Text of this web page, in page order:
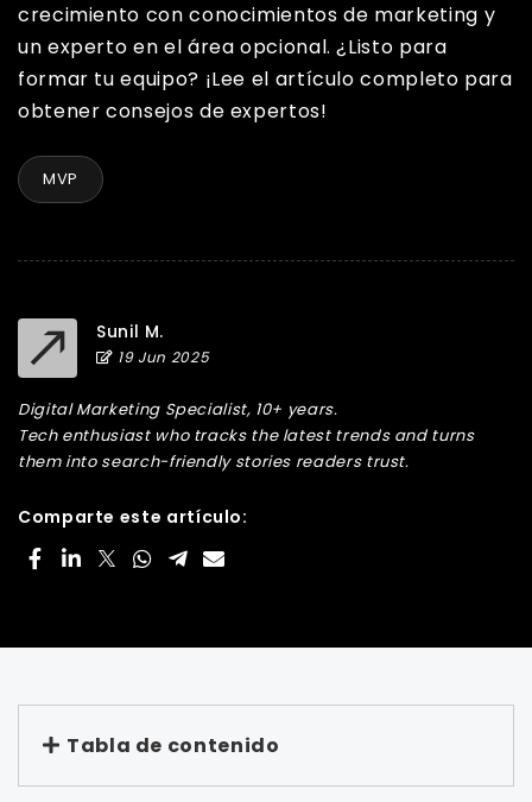
crecimiento con conocimientos de marketing y
un experto en el área opcional. ¿Listo para
formar tu equipo? ¡Lee el artículo completo para
obtener consejos de expertos!
MVP
Sunil M.
19 Jun 2025
Digital Marketing Specialist, 10+ years.
Tech enthusiast who tracks the latest trends and turns
them into search-friendly stories readers trust.
Comparte este artículo:
Tabla de contenido